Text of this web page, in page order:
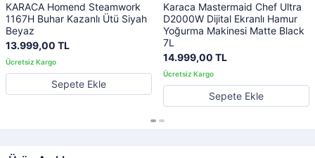
KARACA Homend Steamwork
1167H Buhar Kazanlı Ütü Siyah
Beyaz
13.999,00 TL
Sepete Ekle
Karaca Mastermaid Chef Ultra
D2000W Dijital Ekranlı Hamur
Yoğurma Makinesi Matte Black
7L
14.999,00 TL
Sepete Ekle